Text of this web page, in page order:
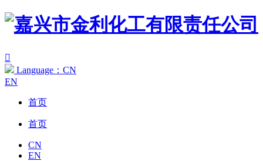

Language：CN
EN
首页
首页
CN
EN